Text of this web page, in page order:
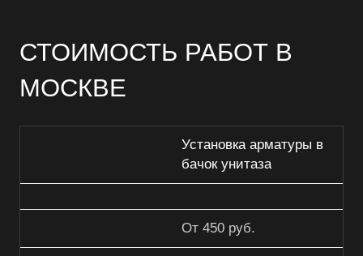
СТОИМОСТЬ РАБОТ В
МОСКВЕ
Установка арматуры в
бачок унитаза
От 450 руб.